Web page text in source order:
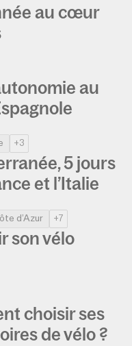
au cœur
au
+3
5 jours
et l’Italie
d’Azur +7
son vélo
choisir ses
de vélo ?